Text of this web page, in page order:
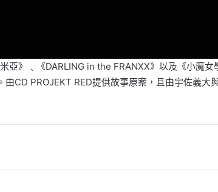
亞》﹑《DARLING in the FRANXX》以及《小魔女
CD PROJEKT RED提供故事原案，且由宇佐義大